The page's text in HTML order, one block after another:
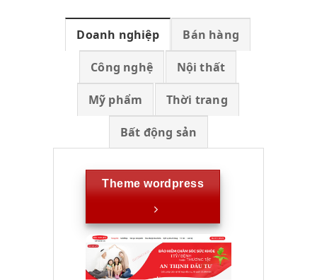
Doanh nghiệp Bán hàng
Công nghệ Nội thất
Mỹ phẩm Thời trang
Bất động sản
Theme wordpress